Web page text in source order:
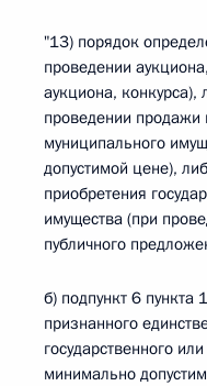
"13) порядок
проведении
аукциона, конкурса),
проведении продажи
муниципального
допустимой цене),
приобретения
имущества (при
публичного
б) подпункт 6 пункта
признанного
государственного
минимально